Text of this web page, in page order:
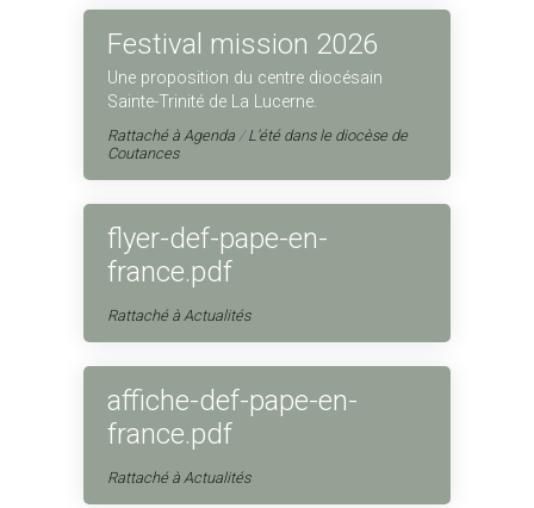
Festival mission 2026
Une proposition du centre diocésain
Sainte-Trinité de La Lucerne.
Rattaché à Agenda /L'été dans le diocèse de
Coutances
flyer-def-pape-en-
france.pdf
Rattaché à Actualités
affiche-def-pape-en-
france.pdf
Rattaché à Actualités